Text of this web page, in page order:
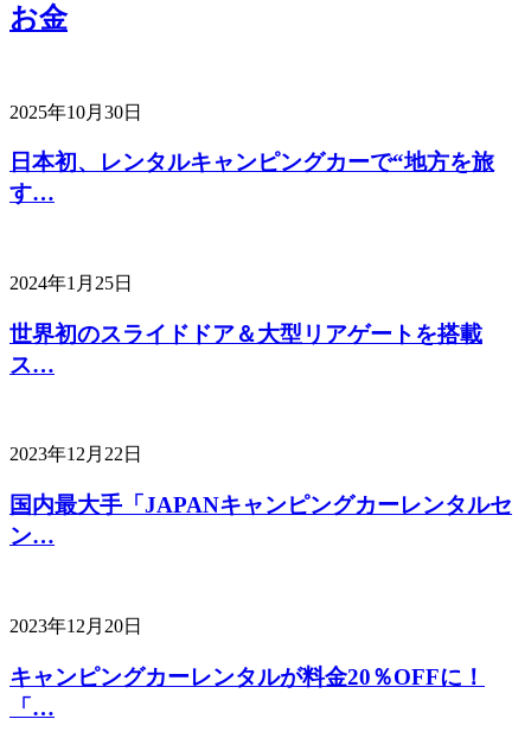
お金
2025年10月30日
日本初、レンタルキャンピングカーで“地方を旅
す…
2024年1月25日
世界初のスライドドア＆大型リアゲートを搭載
ス…
2023年12月22日
国内最大手「JAPANキャンピングカーレンタルセ
ン…
2023年12月20日
キャンピングカーレンタルが料金20％OFFに！
「…